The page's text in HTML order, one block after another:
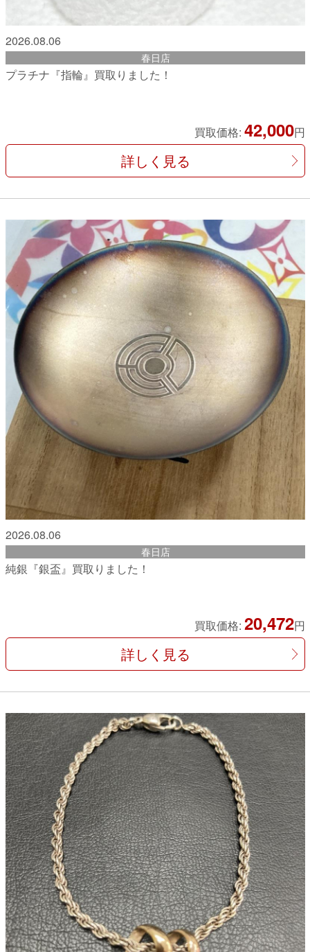
2026.08.06
春日店
プラチナ『指輪』買取りました！
買取価格: 42,000円
詳しく見る
2026.08.06
春日店
純銀『銀盃』買取りました！
買取価格: 20,472円
詳しく見る